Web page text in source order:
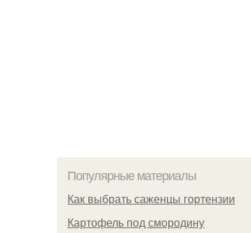
Популярные материалы
Как выбрать саженцы гортензии
Картофель под смородину